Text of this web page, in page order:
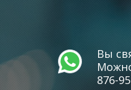
Вы
876-